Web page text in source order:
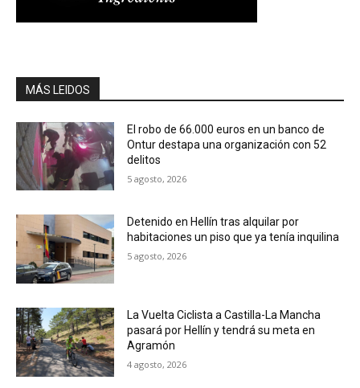
MÁS LEIDOS
El robo de 66.000 euros en un banco de
Ontur destapa una organización con 52
delitos
5 agosto, 2026
Detenido en Hellín tras alquilar por
habitaciones un piso que ya tenía inquilina
5 agosto, 2026
La Vuelta Ciclista a Castilla-La Mancha
pasará por Hellín y tendrá su meta en
Agramón
4 agosto, 2026